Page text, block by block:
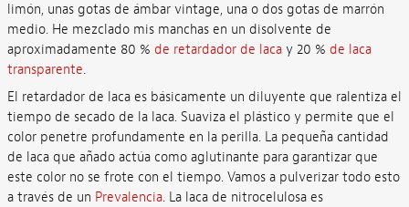
limón, unas gotas de ámbar vintage, una o dos gotas de marrón
medio. He mezclado mis manchas en un disolvente de
aproximadamente 80 % de retardador de laca y 20 % de laca
transparente.
El retardador de laca es básicamente un diluyente que ralentiza el
tiempo de secado de la laca. Suaviza el plástico y permite que el
color penetre profundamente en la perilla. La pequeña cantidad
de laca que añado actúa como aglutinante para garantizar que
este color no se frote con el tiempo. Vamos a pulverizar todo esto
a través de un Prevalencia. La laca de nitrocelulosa es